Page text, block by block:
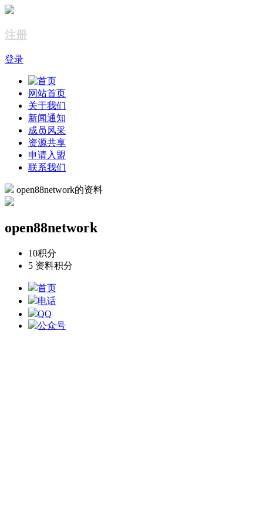
注册
登录
网站首页
关于我们
新闻通知
成员风采
资源共享
申请入盟
联系我们
open88network的资料
open88network
10积分
5 资料积分
首页
电话
QQ
公众号